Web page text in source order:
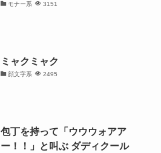
モナー系 3151
ミャクミャク
顔文字系 2495
包丁を持って「ウウウォアア
ー！！」と叫ぶ ダディクール